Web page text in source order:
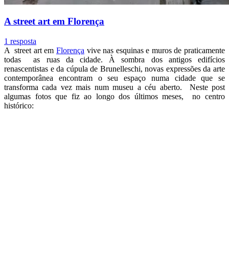
A street art em Florença
1 resposta
A street art em Florença vive nas esquinas e muros de praticamente
todas as ruas da cidade. À sombra dos antigos edifícios
renascentistas e da cúpula de Brunelleschi, novas expressões da arte
contemporânea encontram o seu espaço numa cidade que se
transforma cada vez mais num museu a céu aberto. Neste post
algumas fotos que fiz ao longo dos últimos meses, no centro
histórico: